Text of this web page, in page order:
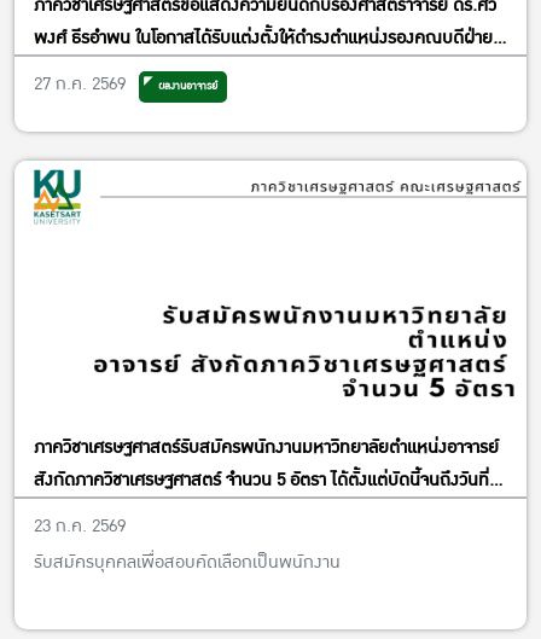
พงศ์ ธีรอำพน ในโอกาสได้รับแต่งตั้งให้ดำรงตำแหน่งรองคณบดีฝ่าย
วิจัยและพันธกิจเพื่อสังคม
27 ก.ค. 2569 ผลงานอาจารย์
ภาควิชาเศรษฐศาสตร์รับสมัครพนักงานมหาวิทยาลัยตำแหน่งอาจารย์
สังกัดภาควิชาเศรษฐศาสตร์ จำนวน 5 อัตรา ได้ตั้งแต่บัดนี้จนถึงวันที่
13 พฤศจิกายน พ.ศ. 2569
23 ก.ค. 2569
รับสมัครบุคคลเพื่อสอบคัดเลือกเป็นพนักงาน